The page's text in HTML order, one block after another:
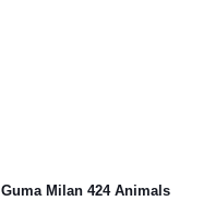
Guma Milan 424 Animals